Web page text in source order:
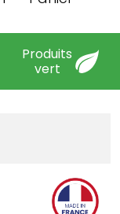
Produits
vert